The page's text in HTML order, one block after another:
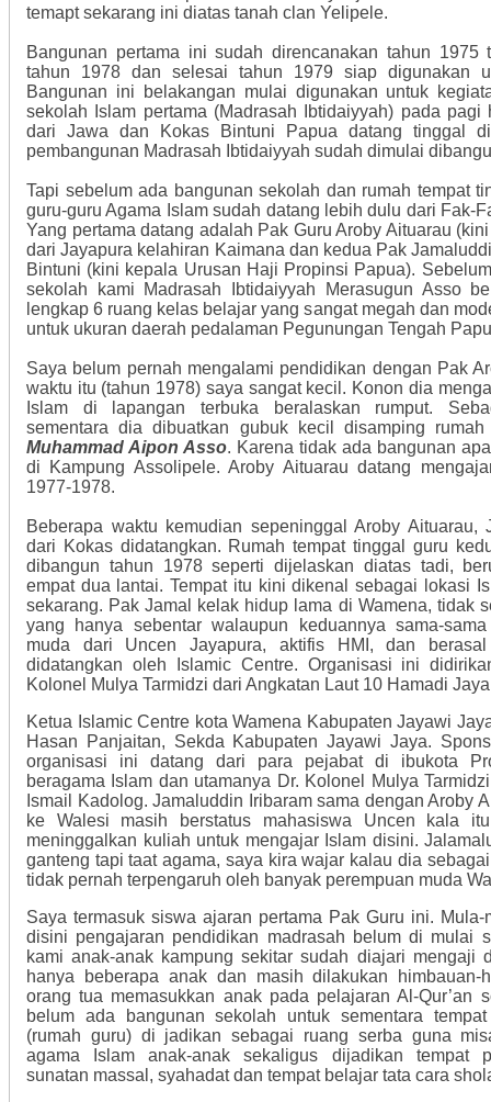
temapt sekarang ini diatas tanah clan Yelipele.
Bangunan pertama ini sudah direncanakan tahun 1975
tahun 1978 dan selesai tahun 1979 siap digunakan
Bangunan ini belakangan mulai digunakan untuk
sekolah Islam pertama (Madrasah Ibtidaiyyah) pada pagi
dari Jawa dan Kokas Bintuni Papua datang tinggal
pembangunan Madrasah Ibtidaiyyah sudah dimulai
Tapi sebelum ada bangunan sekolah dan rumah tempat
guru-guru Agama Islam sudah datang lebih dulu dari Fak-
Yang pertama datang adalah Pak Guru Aroby Aituarau
dari Jayapura kelahiran Kaimana dan kedua Pak
Bintuni (kini kepala Urusan Haji Propinsi Papua).
sekolah kami Madrasah Ibtidaiyyah Merasugun Asso
lengkap 6 ruang kelas belajar yang sangat megah dan
untuk ukuran daerah pedalaman Pegunungan Tengah
Saya belum pernah mengalami pendidikan dengan Pak
waktu itu (tahun 1978) saya sangat kecil. Konon dia
Islam di lapangan terbuka beralaskan rumput.
sementara dia dibuatkan gubuk kecil disamping
Muhammad Aipon Asso. Karena tidak ada bangunan
di Kampung Assolipele. Aroby Aituarau datang
1977-1978.
Beberapa waktu kemudian sepeninggal Aroby Aituarau,
dari Kokas didatangkan. Rumah tempat tinggal guru
dibangun tahun 1978 seperti dijelaskan diatas tadi,
empat dua lantai. Tempat itu kini dikenal sebagai lokasi
sekarang. Pak Jamal kelak hidup lama di Wamena, tidak
yang hanya sebentar walaupun keduannya sama-
muda dari Uncen Jayapura, aktifis HMI, dan
didatangkan oleh Islamic Centre. Organisasi ini
Kolonel Mulya Tarmidzi dari Angkatan Laut 10 Hamadi
Ketua Islamic Centre kota Wamena Kabupaten Jayawi
Hasan Panjaitan, Sekda Kabupaten Jayawi Jaya.
organisasi ini datang dari para pejabat di ibukota
beragama Islam dan utamanya Dr. Kolonel Mulya
Ismail Kadolog. Jamaluddin Iribaram sama dengan Aroby
ke Walesi masih berstatus mahasiswa Uncen kala
meninggalkan kuliah untuk mengajar Islam disini.
ganteng tapi taat agama, saya kira wajar kalau dia
tidak pernah terpengaruh oleh banyak perempuan muda
Saya termasuk siswa ajaran pertama Pak Guru ini.
disini pengajaran pendidikan madrasah belum di mulai
kami anak-anak kampung sekitar sudah diajari mengaji
hanya beberapa anak dan masih dilakukan himbauan-
orang tua memasukkan anak pada pelajaran Al-Qur’an
belum ada bangunan sekolah untuk sementara
(rumah guru) di jadikan sebagai ruang serba guna
agama Islam anak-anak sekaligus dijadikan tempat
sunatan massal, syahadat dan tempat belajar tata cara